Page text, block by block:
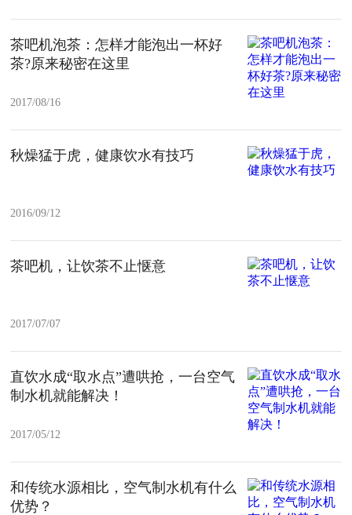
茶吧机泡茶：怎样才能泡出一杯好
茶?原来秘密在这里
2017/08/16
秋燥猛于虎，健康饮水有技巧
2016/09/12
茶吧机，让饮茶不止惬意
2017/07/07
直饮水成“取水点”遭哄抢，一台空气
制水机就能解决！
2017/05/12
和传统水源相比，空气制水机有什么
优势？